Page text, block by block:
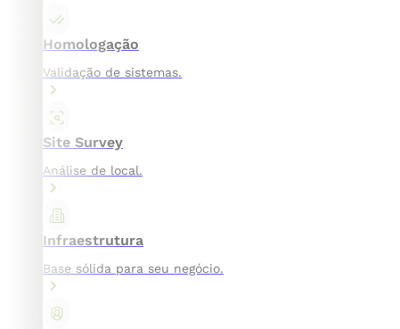
Homologação
Validação de sistemas.
Site Survey
Análise de local.
Infraestrutura
Base sólida para seu negócio.